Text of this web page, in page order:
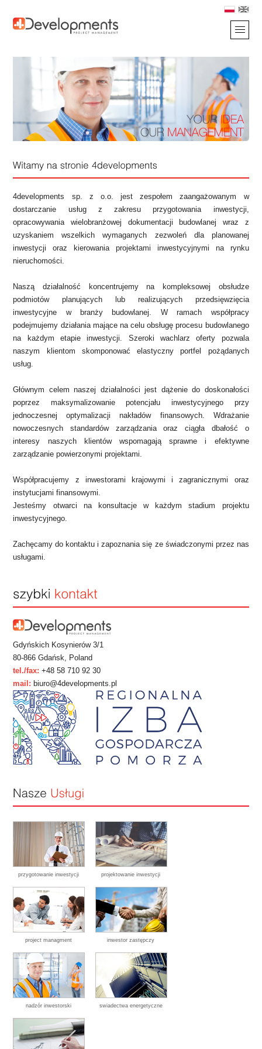
4developments sp. z o.o. jest zespołem zaangażowanym w
dostarczanie usług z zakresu przygotowania inwestycji,
opracowywania wielobranżowej dokumentacji budowlanej wraz z
uzyskaniem wszelkich wymaganych zezwoleń dla planowanej
inwestycji oraz kierowania projektami inwestycyjnymi na rynku
nieruchomości.
Naszą działalność koncentrujemy na kompleksowej obsłudze
podmiotów planujących lub realizujących przedsięwzięcia
inwestycyjne w branży budowlanej. W ramach współpracy
podejmujemy działania mające na celu obsługę procesu budowlanego
na każdym etapie inwestycji. Szeroki wachlarz oferty pozwala
naszym klientom skomponować elastyczny portfel pożądanych
usług.
Głównym celem naszej działalności jest dążenie do doskonałości
poprzez maksymalizowanie potencjału inwestycyjnego przy
jednoczesnej optymalizacji nakładów finansowych. Wdrażanie
nowoczesnych standardów zarządzania oraz ciągła dbałość o
interesy naszych klientów wspomagają sprawne i efektywne
zarządzanie powierzonymi projektami.
Współpracujemy z inwestorami krajowymi i zagranicznymi oraz
instytucjami finansowymi.
Jesteśmy otwarci na konsultacje w każdym stadium projektu
inwestycyjnego.
Zachęcamy do kontaktu i zapoznania się ze świadczonymi przez nas
usługami.
Gdyńskich Kosynierów 3/1
80-866 Gdańsk, Poland
tel./fax: +48 58 710 92 30
mail: biuro@4developments.pl
przygotowanie inwestycji projektowanie inwestycji
project managment inwestor zastępczy
nadzór inwestorski swiadectwa energetyczne